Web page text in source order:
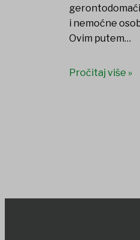
i nemoćne
Ovim putem…
Pročitaj više »